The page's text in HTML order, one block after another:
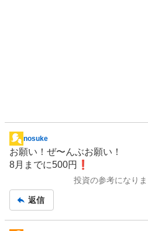
掲
示
板
nosuke
お願い！ぜ〜んぶお願い！
8月までに500円❗️
投資の参考になりま
返信